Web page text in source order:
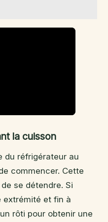
la cuisson
du réfrigérateur au
commencer. Cette
se détendre. Si
extrémité et fin à
rôti pour obtenir une